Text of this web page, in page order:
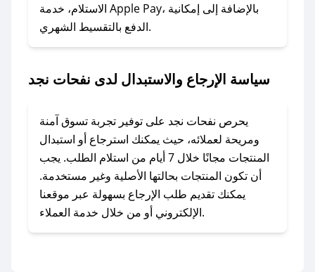
### ماذا أفعل إذا لم أجد كود خصم لمتجري
المفضل؟
في حال عدم توفر كوبونات لمتجرك المفضل، يمكنك
أسرع وقت ممكن.
### كيف تحصل على كوبونات خصم حصرية من
نفحات نجد؟
للحصول على كوبونات وخصومات حصرية، قم بما
يلي:
- اضغط على أيقونة متابعة لمتجر نفحات نجد في
تطبيق صحصح.
الاستلام، خدمة Apple Pay، بالإضافة إلى إمكانية
الدفع بالتقسيط الشهري.
سياسة الإرجاع والاستبدال لدى نفحات نجد
يحرص نفحات نجد على توفير تجربة تسوق آمنة
ومريحة لعملائه، حيث يمكنك استرجاع أو استبدال
المنتجات مجانًا خلال 7 أيام من استلام الطلب. يجب
أن تكون المنتجات بحالتها الأصلية وغير مستخدمة.
يمكنك تقديم طلب الإرجاع بسهولة عبر موقعنا
الإلكتروني أو من خلال خدمة العملاء.